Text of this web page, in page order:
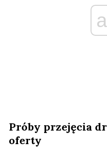
Próby przejęcia
oferty